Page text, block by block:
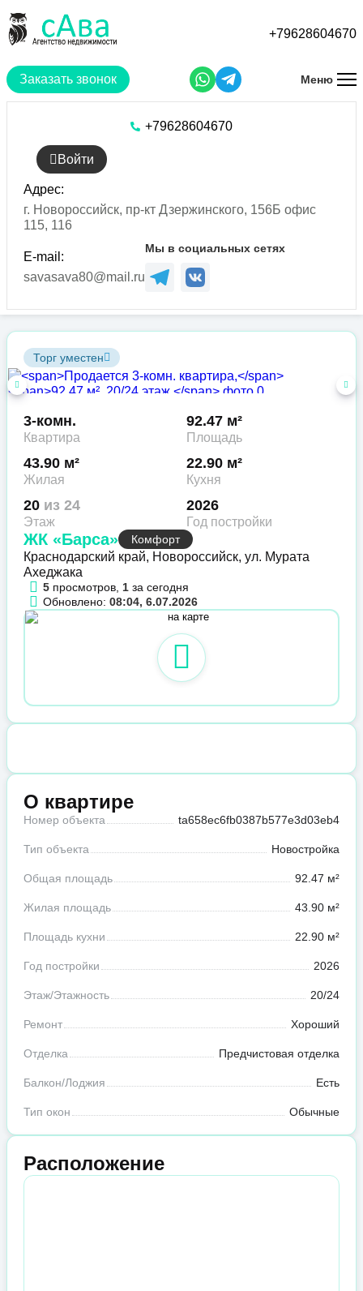
основному
Заказать звонок
+79628604670
Меню
+79628604670
Войти
Адрес:
г. Новороссийск, пр-кт Дзержинского, 156Б офис
115, 116
E-mail:
savasava80@mail.ru
Мы в социальных сетях
Торг уместен
3-комн.
Квартира
92.47 м²
Площадь
43.90 м²
Жилая
22.90 м²
Кухня
20 из 24
Этаж
2026
Год постройки
ЖК «Барса» Комфорт
Краснодарский край, Новороссийск, ул. Мурата
Ахеджака
5 просмотров, 1 за сегодня
Обновлено: 08:04, 6.07.2026
О квартире
Номер объекта ta658ec6fb0387b577e3d03eb4
Тип объекта Новостройка
Общая площадь 92.47 м²
Жилая площадь 43.90 м²
Площадь кухни 22.90 м²
Год постройки 2026
Этаж/Этажность 20/24
Ремонт Хороший
Отделка Предчистовая отделка
Балкон/Лоджия Есть
Тип окон Обычные
Расположение